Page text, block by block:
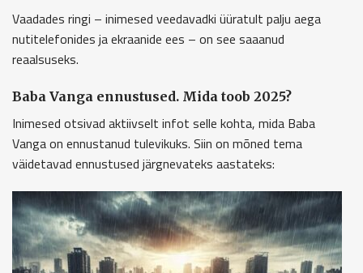
Vaadades ringi – inimesed veedavadki üüratult palju aega
nutitelefonides ja ekraanide ees – on see saaanud
reaalsuseks.
Baba Vanga ennustused. Mida toob 2025?
Inimesed otsivad aktiivselt infot selle kohta, mida Baba
Vanga on ennustanud tulevikuks. Siin on mõned tema
väidetavad ennustused järgnevateks aastateks: